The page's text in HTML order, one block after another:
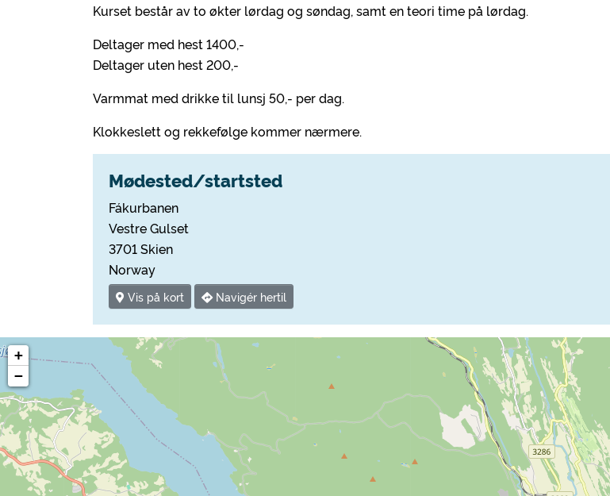
Kurset består av to økter lørdag og søndag, samt en teori time på lørdag.
Deltager med hest 1400,-
Deltager uten hest 200,-
Varmmat med drikke til lunsj 50,- per dag.
Klokkeslett og rekkefølge kommer nærmere.
Mødested/startsted
Fákurbanen
Vestre Gulset
3701 Skien
Norway
Vis på kort Navigér hertil
+
−